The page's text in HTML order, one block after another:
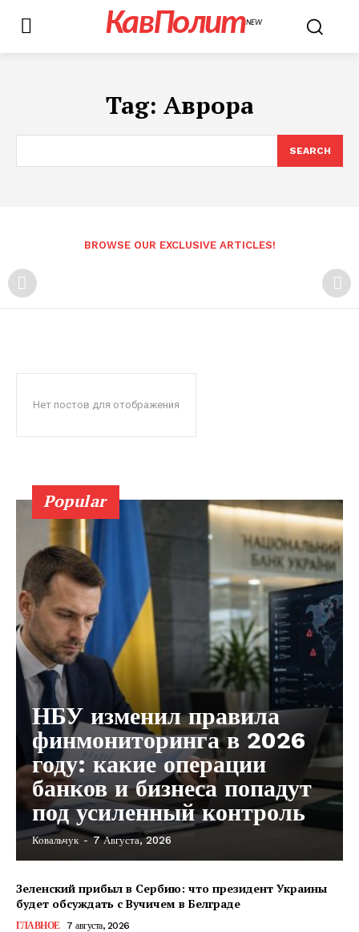
КавПолитNEW
Tag: Аврора
SEARCH
BROWSE OUR EXCLUSIVE ARTICLES!
Нет постов для отображения
Popular
НБУ изменил правила
финмониторинга в 2026
году: какие операции
банков и бизнеса попадут
под усиленный контроль
Ковальчук - 7 Августа, 2026
Зеленский прибыл в Сербию: что президент Украины
будет обсуждать с Вучичем в Белграде
ГЛАВНОЕ 7 августа, 2026